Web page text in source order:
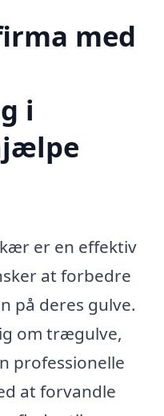
med
i
er en effektiv
at forbedre
på deres gulve.
om trægulve,
professionelle
at forvandle